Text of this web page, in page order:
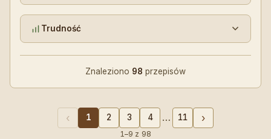
Trudność
Znaleziono 98 przepisów
‹ 1 2 3 4 … 11 ›
1–9 z 98